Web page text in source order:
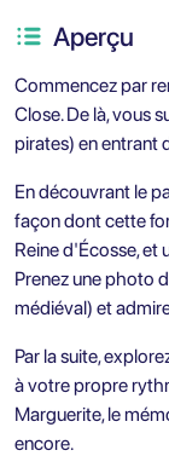
Aperçu
Commencez par
Close. De là, vous
pirates) en entrant
En découvrant le
façon dont cette
Reine d'Écosse, et
Prenez une photo
médiéval) et
Par la suite,
à votre propre
Marguerite, le
encore.